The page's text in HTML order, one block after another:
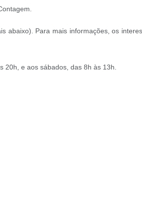
abaixo). Para mais informações, os
20h, e aos sábados, das 8h às 13h.